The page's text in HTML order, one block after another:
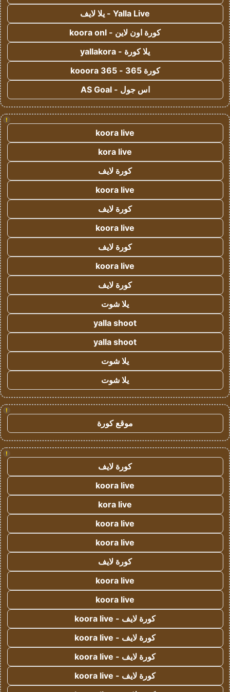
Yalla Live - يلا لايف
كورة اون لاين - koora onl
يلا كورة - yallakora
كورة 365 - kooora 365
اس جول - AS Goal
!
koora live
kora live
كورة لايف
koora live
كورة لايف
koora live
كورة لايف
koora live
كورة لايف
يلا شوت
yalla shoot
yalla shoot
يلا شوت
يلا شوت
!
موقع كورة
!
كورة لايف
koora live
kora live
koora live
koora live
كورة لايف
koora live
koora live
كورة لايف - koora live
كورة لايف - koora live
كورة لايف - koora live
كورة لايف - koora live